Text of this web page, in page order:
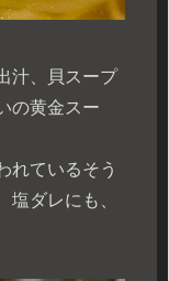
汁、貝スープ
の黄金スー
れているそう
塩ダレにも、